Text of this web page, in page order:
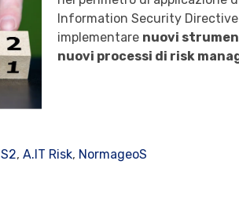
Information Security
implementare nuovi
nuovi processi di risk
, A.IT Risk, NormageoS